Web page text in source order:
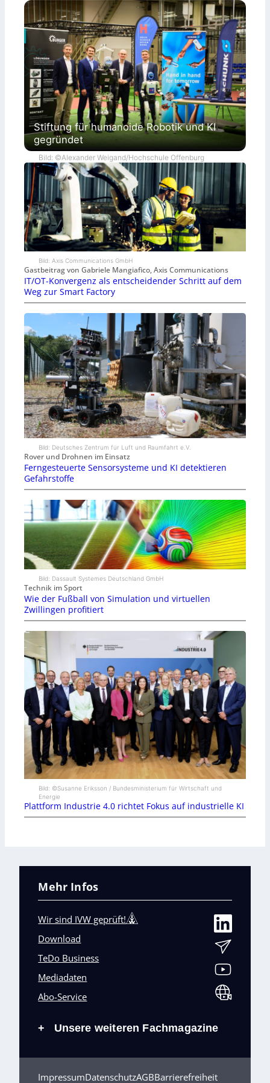
Stiftung für humanoide Robotik und KI
gegründet
Bild: ©Alexander Weigand/Hochschule Offenburg
Bild: Axis Communications GmbH
Gastbeitrag von Gabriele Mangiafico, Axis Communications
IT/OT-Konvergenz als entscheidender Schritt auf dem
Weg zur Smart Factory
Bild: Deutsches Zentrum für Luft und Raumfahrt e.V.
Rover und Drohnen im Einsatz
Ferngesteuerte Sensorsysteme und KI detektieren
Gefahrstoffe
Bild: Dassault Systemes Deutschland GmbH
Technik im Sport
Wie der Fußball von Simulation und virtuellen
Zwillingen profitiert
Bild: ©Susanne Eriksson / Bundesministerium für Wirtschaft und
Energie
Plattform Industrie 4.0 richtet Fokus auf industrielle KI
Mehr Infos
Wir sind IVW geprüft!
Download
TeDo Business
Mediadaten
Abo-Service
+ Unsere weiteren Fachmagazine
ImpressumDatenschutzAGBBarrierefreiheit